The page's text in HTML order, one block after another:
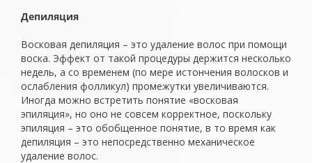
Депиляция
Восковая депиляция – это удаление волос при помощи
воска. Эффект от такой процедуры держится несколько
недель, а со временем (по мере истончения волосков и
ослабления фолликул) промежутки увеличиваются.
Иногда можно встретить понятие «восковая
эпиляция», но оно не совсем корректное, поскольку
эпиляция – это обобщенное понятие, в то время как
депиляция – это непосредственно механическое
удаление волос.